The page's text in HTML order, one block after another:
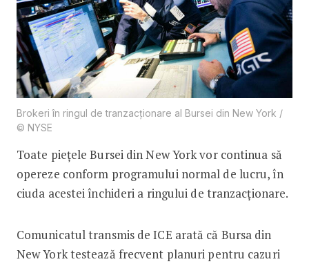
Brokeri în ringul de tranzacționare al Bursei din New York /
© NYSE
Toate piețele Bursei din New York vor continua să
opereze conform programului normal de lucru, în
ciuda acestei închideri a ringului de tranzacționare.
Comunicatul transmis de ICE arată că Bursa din
New York testează frecvent planuri pentru cazuri